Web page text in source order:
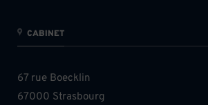
CABINET
67 rue Boecklin
67000 Strasbourg